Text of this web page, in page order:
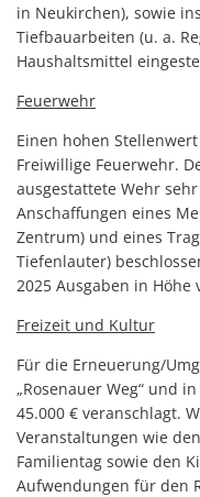
in Neukirchen), sowie
Tiefbauarbeiten (u. a.
Haushaltsmittel
Feuerwehr
Einen hohen
Freiwillige Feuerwehr.
ausgestattete Wehr
Anschaffungen eines
Zentrum) und eines
Tiefenlauter)
2025 Ausgaben in
Freizeit und Kultur
Für die Erneuerung/
„Rosenauer Weg“ und
45.000 € veranschlagt.
Veranstaltungen wie
Familientag sowie den
Aufwendungen für den